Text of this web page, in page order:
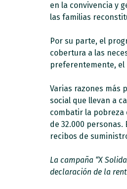
en la convivencia y
las familias
Por su parte, el
cobertura a las
preferentemente, el
Varias razones más
social que llevan a
combatir la pobreza
de 32.000
recibos de
La campaña “X
declaración de la